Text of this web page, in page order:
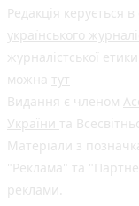
Редакція керується в
українського
журналістської
можна тут
Видання є членом
України та
Матеріали з
"Реклама" та
реклами.